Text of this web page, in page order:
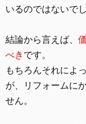
いるのではないでし
結論から言えば、
べき です。
もちろんそれによ
が、リフォームに
せん。